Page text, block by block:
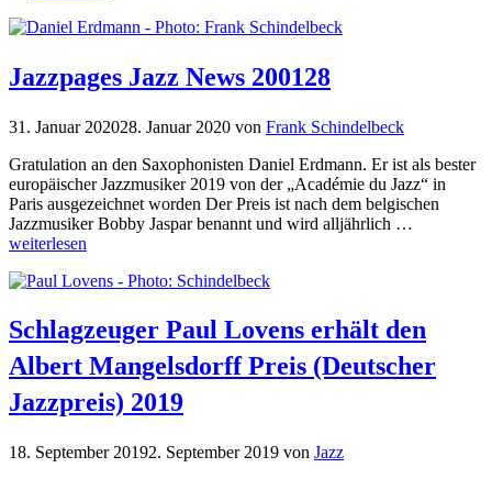
Jazzpages Jazz News 200128
31. Januar 202028. Januar 2020 von Frank Schindelbeck
Gratulation an den Saxophonisten Daniel Erdmann. Er ist als bester
europäischer Jazzmusiker 2019 von der „Académie du Jazz“ in
Paris ausgezeichnet worden Der Preis ist nach dem belgischen
Jazzmusiker Bobby Jaspar benannt und wird alljährlich …
weiterlesen
Schlagzeuger Paul Lovens erhält den
Albert Mangelsdorff Preis (Deutscher
Jazzpreis) 2019
18. September 20192. September 2019 von Jazz